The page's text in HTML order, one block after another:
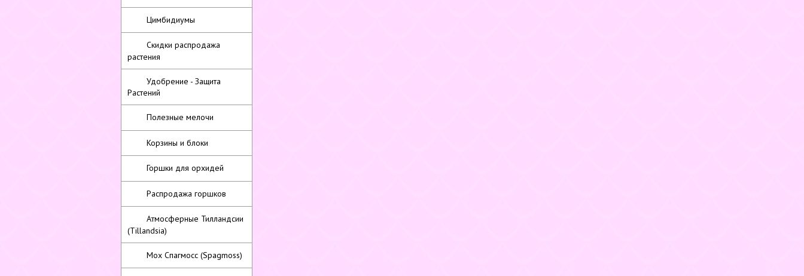
Цимбидиумы
Скидки распродажа
растения
Удобрение - Защита
Растений
Полезные мелочи
Корзины и блоки
Горшки для орхидей
Распродажа горшков
Атмосферные Тилландсии
(Tillandsia)
Мох Спагмосс (Spagmoss)